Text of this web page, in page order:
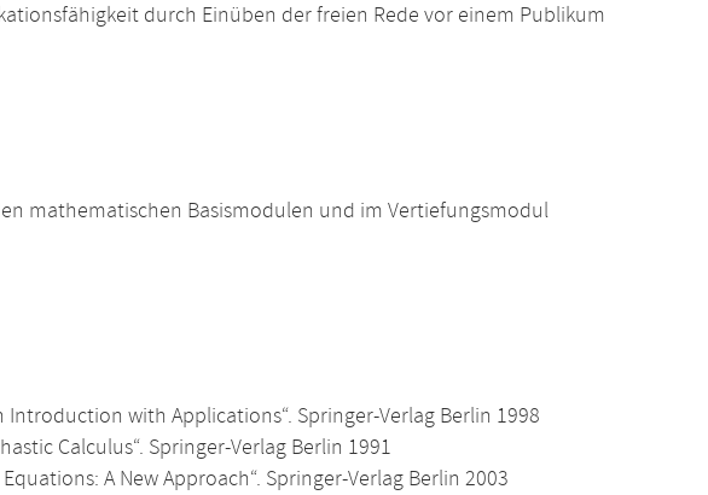
durch Einüben der freien Rede vor einem Publikum
mathematischen Basismodulen und im Vertiefungsmodul
with Applications“. Springer-Verlag Berlin 1998
Calculus“. Springer-Verlag Berlin 1991
A New Approach“. Springer-Verlag Berlin 2003